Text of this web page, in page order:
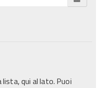
qui al lato. Puoi